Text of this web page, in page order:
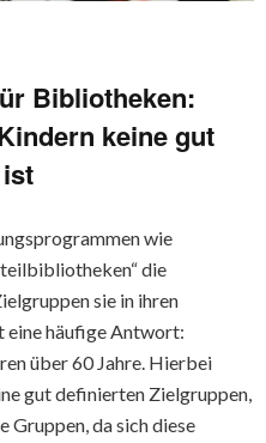
Bibliotheken:
keine gut
wie
die
sie in ihren
eine häufige Antwort:
über 60 Jahre. Hierbei
gut definierten Zielgruppen,
Gruppen, da sich diese